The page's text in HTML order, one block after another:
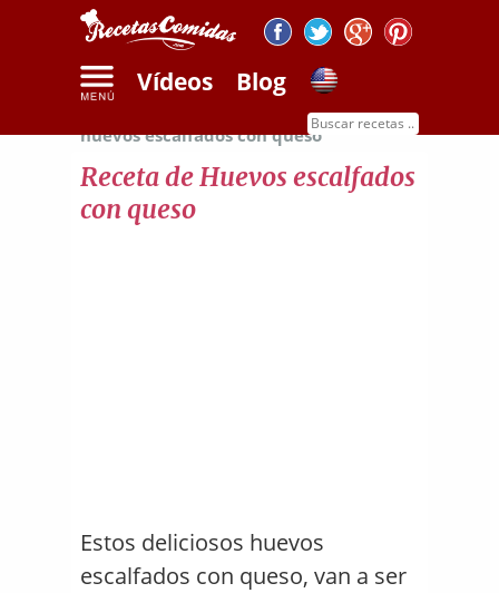
Vídeos Blog
Receta de
huevos escalfados con queso
Receta de Huevos escalfados
con queso
Estos deliciosos huevos
escalfados con queso, van a ser